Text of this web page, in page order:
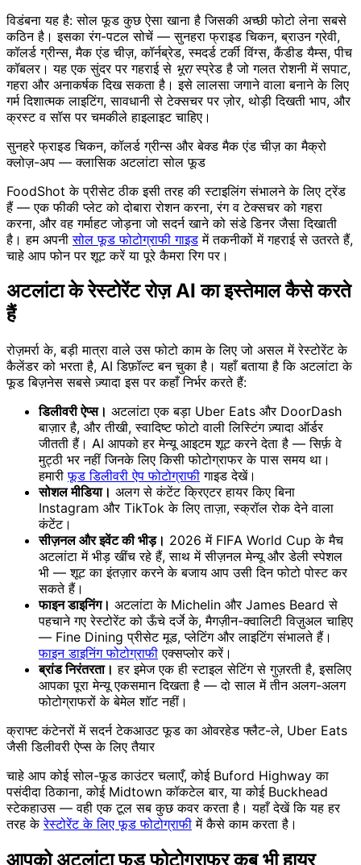
विडंबना यह है: सोल फूड कुछ ऐसा खाना है जिसकी अच्छी फोटो लेना सबसे
कठिन है। इसका रंग-पटल सोचें — सुनहरा फ्राइड चिकन, ब्राउन ग्रेवी,
कॉलर्ड ग्रीन्स, मैक एंड चीज़, कॉर्नब्रेड, स्मदर्ड टर्की विंग्स, कैंडीड यैम्स, पीच
कॉबलर। यह एक सुंदर पर गहराई से भूरास्प्रेड है जो गलत रोशनी में सपाट,
गहरा और अनाकर्षक दिख सकता है। इसे लालसा जगाने वाला बनाने के लिए
गर्म दिशात्मक लाइटिंग, सावधानी से टेक्सचर पर ज़ोर, थोड़ी दिखती भाप, और
क्रस्ट व सॉस पर चमकीले हाइलाइट चाहिए।
सुनहरे फ्राइड चिकन, कॉलर्ड ग्रीन्स और बेक्ड मैक एंड चीज़ का मैक्रो
क्लोज़-अप — क्लासिक अटलांटा सोल फूड
FoodShot के प्रीसेट ठीक इसी तरह की स्टाइलिंग संभालने के लिए ट्रेंड
हैं — एक फीकी प्लेट को दोबारा रोशन करना, रंग व टेक्सचर को गहरा
करना, और वह गर्माहट जोड़ना जो सदर्न खाने को संडे डिनर जैसा दिखाती
है। हम अपनीसोल फूड फोटोग्राफी गाइड में तकनीकों में गहराई से उतरते हैं,
चाहे आप फोन पर शूट करें या पूरे कैमरा रिग पर।
अटलांटा के रेस्टोरेंट रोज़ AI का इस्तेमाल कैसे करते
हैं
रोज़मर्रा के, बड़ी मात्रा वाले उस फोटो काम के लिए जो असल में रेस्टोरेंट के
कैलेंडर को भरता है, AI डिफ़ॉल्ट बन चुका है। यहाँ बताया है कि अटलांटा के
फूड बिज़नेस सबसे ज़्यादा इस पर कहाँ निर्भर करते हैं:
डिलीवरी ऐप्स। अटलांटा एक बड़ा Uber Eats और DoorDash
बाज़ार है, और तीखी, स्वादिष्ट फोटो वाली लिस्टिंग ज़्यादा ऑर्डर
जीतती हैं। AI आपको हर मेन्यू आइटम शूट करने देता है — सिर्फ़ वे
मुट्ठी भर नहीं जिनके लिए किसी फोटोग्राफर के पास समय था।
हमारीफूड डिलीवरी ऐप फोटोग्राफी गाइड देखें।
सोशल मीडिया। अलग से कंटेंट क्रिएटर हायर किए बिना
Instagram और TikTok के लिए ताज़ा, स्क्रॉल रोक देने वाला
कंटेंट।
सीज़नल और इवेंट की भीड़। 2026 में FIFA World Cup के मैच
अटलांटा में भीड़ खींच रहे हैं, साथ में सीज़नल मेन्यू और डेली स्पेशल
भी — शूट का इंतज़ार करने के बजाय आप उसी दिन फोटो पोस्ट कर
सकते हैं।
फाइन डाइनिंग। अटलांटा के Michelin और James Beard से
पहचाने गए रेस्टोरेंट को ऊँचे दर्जे के, मैगज़ीन-क्वालिटी विज़ुअल चाहिए
— Fine Dining प्रीसेट मूड, प्लेटिंग और लाइटिंग संभालते हैं।
फाइन डाइनिंग फोटोग्राफी एक्सप्लोर करें।
ब्रांड निरंतरता। हर इमेज एक ही स्टाइल सेटिंग से गुज़रती है, इसलिए
आपका पूरा मेन्यू एकसमान दिखता है — दो साल में तीन अलग-अलग
फोटोग्राफरों के बेमेल शॉट नहीं।
क्राफ्ट कंटेनरों में सदर्न टेकआउट फूड का ओवरहेड फ्लैट-ले, Uber Eats
जैसी डिलीवरी ऐप्स के लिए तैयार
चाहे आप कोई सोल-फूड काउंटर चलाएँ, कोई Buford Highway का
पसंदीदा ठिकाना, कोई Midtown कॉकटेल बार, या कोई Buckhead
स्टेकहाउस — वही एक टूल सब कुछ कवर करता है। यहाँ देखें कि यह हर
तरह केरेस्टोरेंट के लिए फूड फोटोग्राफी में कैसे काम करता है।
आपको अटलांटा फूड फोटोग्राफर कब भी हायर